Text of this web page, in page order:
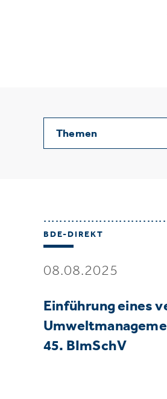
Themen
BDE-DIREKT
08.08.2025
Einführung eines
45. BImSchV